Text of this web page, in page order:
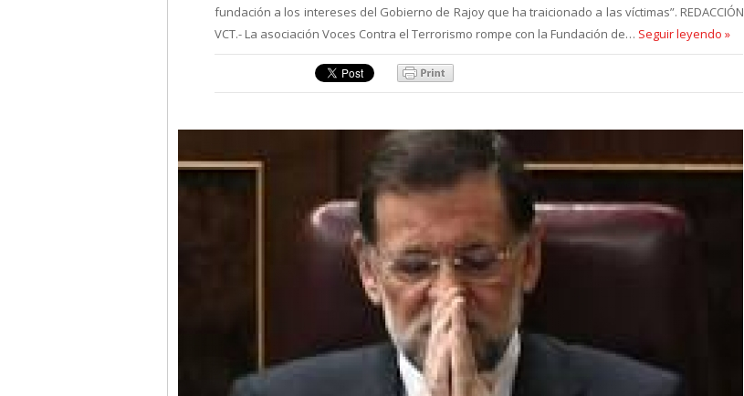
fundación a los intereses del Gobierno de Rajoy que ha traicionado a las víctimas”. REDACCIÓN
VCT.- La asociación Voces Contra el Terrorismo rompe con la Fundación de… Seguir leyendo »